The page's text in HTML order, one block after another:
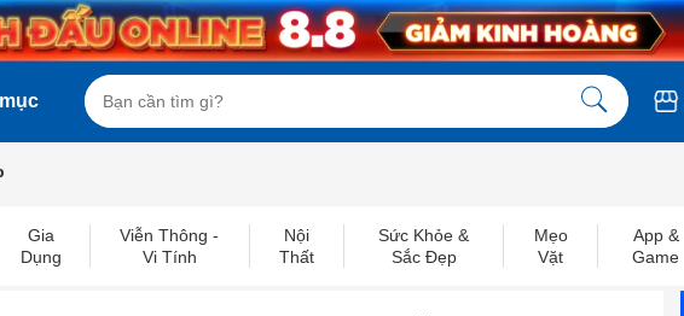
Gia
Dụng
Viễn Thông -
Vi Tính
Nội
Thất
Sức Khỏe &
Sắc Đẹp
Mẹo
Vặt
App &
Game